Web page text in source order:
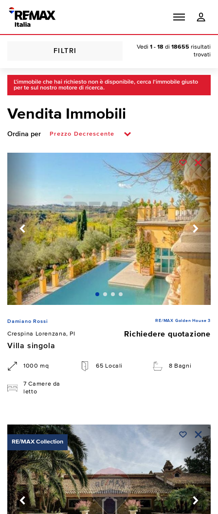
FILTRI
Vedi 1 - 18 di 18655 risultati
trovati
L'immobile che hai richiesto non è disponibile, cerca l'immobile giusto
per te sul nostro motore di ricerca.
Vendita Immobili
Ordina per
Damiano Rossi RE/MAX Golden House 3
Crespina Lorenzana, PI
Richiedere quotazione
Villa singola
1000 mq 65 Locali 8 Bagni
7 Camere da
letto
RE/MAX Collection